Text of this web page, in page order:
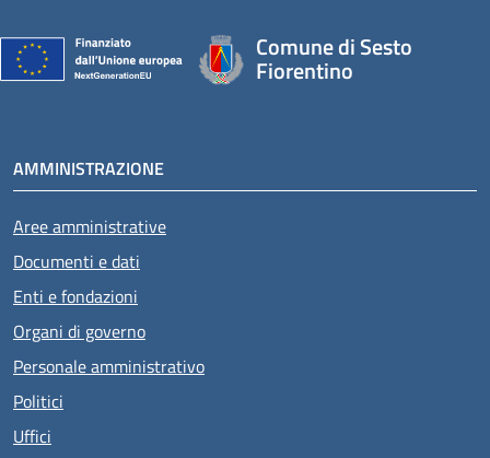
Comune di Sesto
Fiorentino
AMMINISTRAZIONE
Aree amministrative
Documenti e dati
Enti e fondazioni
Organi di governo
Personale amministrativo
Politici
Uffici